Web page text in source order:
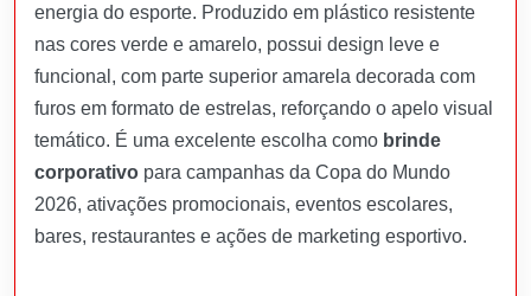
energia do esporte. Produzido em plástico resistente
nas cores verde e amarelo, possui design leve e
funcional, com parte superior amarela decorada com
furos em formato de estrelas, reforçando o apelo visual
temático. É uma excelente escolha como brinde
corporativo para campanhas da Copa do Mundo
2026, ativações promocionais, eventos escolares,
bares, restaurantes e ações de marketing esportivo.